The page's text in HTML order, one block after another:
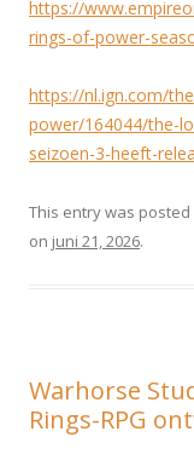
https://
rings-of-power-
https://nl.ign.com/
power/164044/the-
seizoen-3-heeft-
This entry was posted
on juni 21, 2026.
Warhorse
Rings-RPG